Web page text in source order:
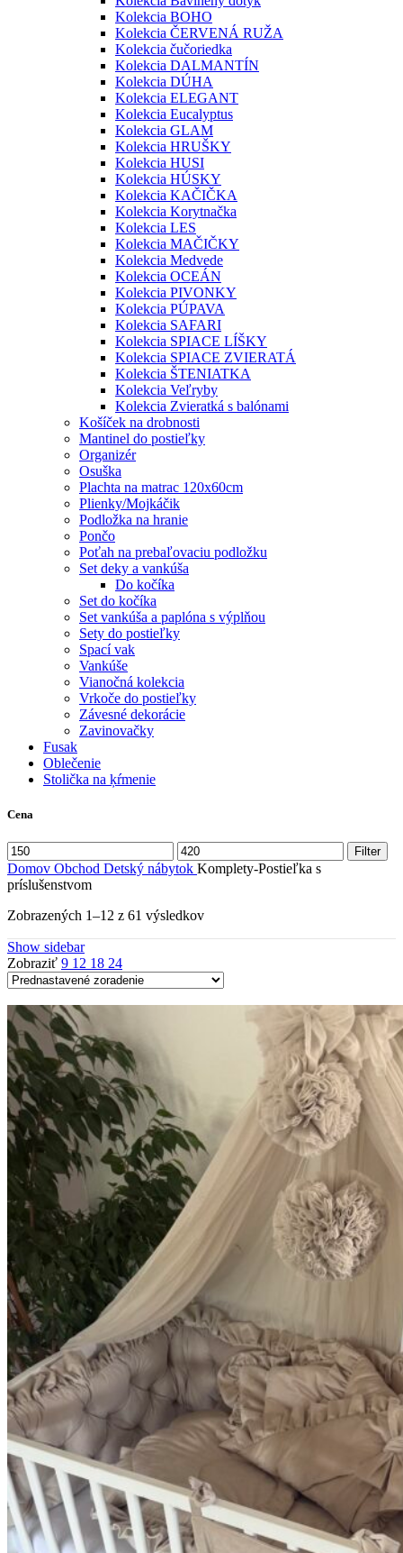
Kolekcia BOHO
Kolekcia ČERVENÁ RUŽA
Kolekcia čučoriedka
Kolekcia DALMANTÍN
Kolekcia DÚHA
Kolekcia ELEGANT
Kolekcia Eucalyptus
Kolekcia GLAM
Kolekcia HRUŠKY
Kolekcia HUSI
Kolekcia HÚSKY
Kolekcia KAČIČKA
Kolekcia Korytnačka
Kolekcia LES
Kolekcia MAČIČKY
Kolekcia Medvede
Kolekcia OCEÁN
Kolekcia PIVONKY
Kolekcia PÚPAVA
Kolekcia SAFARI
Kolekcia SPIACE LÍŠKY
Kolekcia SPIACE ZVIERATÁ
Kolekcia ŠTENIATKA
Kolekcia Veľryby
Kolekcia Zvieratká s balónami
Košíček na drobnosti
Mantinel do postieľky
Organizér
Osuška
Plachta na matrac 120x60cm
Plienky/Mojkáčik
Podložka na hranie
Pončo
Poťah na prebaľovaciu podložku
Set deky a vankúša
Do kočíka
Set do kočíka
Set vankúša a paplóna s výplňou
Sety do postieľky
Spací vak
Vankúše
Vianočná kolekcia
Vrkoče do postieľky
Závesné dekorácie
Zavinovačky
Fusak
Oblečenie
Stolička na ķŕmenie
Cena
Minimálna
cena
Maximálna
cena
Filter
Domov Obchod Detský nábytok Komplety-Postieľka s
príslušenstvom
Zobrazených 1–12 z 61 výsledkov
Show sidebar
Zobraziť 9 12 18 24